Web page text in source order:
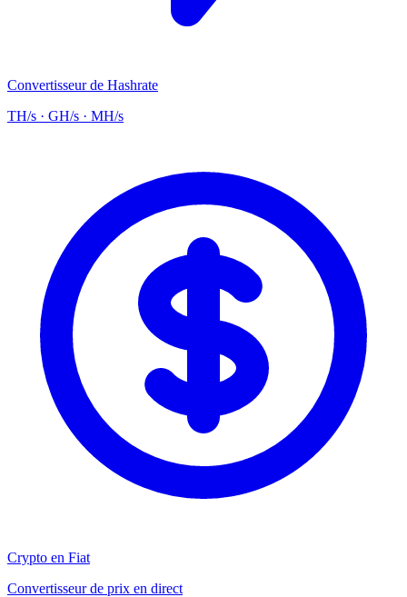
Convertisseur de Hashrate
TH/s · GH/s · MH/s
Crypto en Fiat
Convertisseur de prix en direct